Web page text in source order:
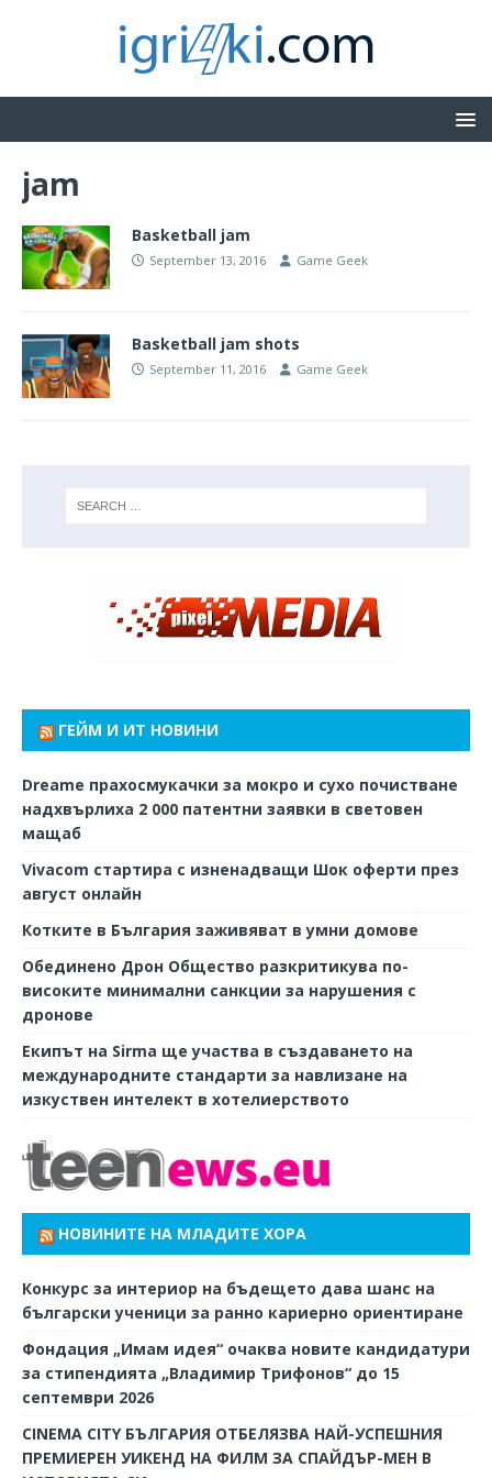
jam
Basketball jam
September 13, 2016 Game Geek
Basketball jam shots
September 11, 2016 Game Geek
ГЕЙМ И ИТ НОВИНИ
Dreame прахосмукачки за мокро и сухо почистване
надхвърлиха 2 000 патентни заявки в световен
мащаб
Vivacom стартира с изненадващи Шок оферти през
август онлайн
Котките в България заживяват в умни домове
Обединено Дрон Общество разкритикува по-
високите минимални санкции за нарушения с
дронове
Екипът на Sirma ще участва в създаването на
международните стандарти за навлизане на
изкуствен интелект в хотелиерството
НОВИНИТЕ НА МЛАДИТЕ ХОРА
Конкурс за интериор на бъдещето дава шанс на
български ученици за ранно кариерно ориентиране
Фондация „Имам идея“ очаква новите кандидатури
за стипендията „Владимир Трифонов“ до 15
септември 2026
CINEMA CITY БЪЛГАРИЯ ОТБЕЛЯЗВА НАЙ-УСПЕШНИЯ
ПРЕМИЕРЕН УИКЕНД НА ФИЛМ ЗА СПАЙДЪР-МЕН В